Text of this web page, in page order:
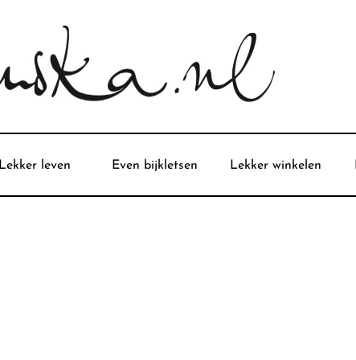
Lekker leven Even bijkletsen Lekker winkelen